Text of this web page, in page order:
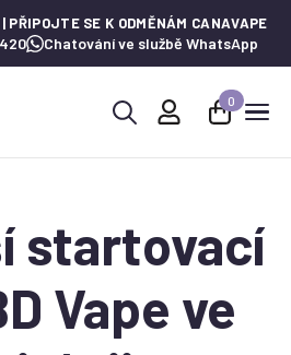
PŘIPOJTE SE K ODMĚNÁM CANAVAPE
Chatování ve službě WhatsApp
0
startovací
Vape ve